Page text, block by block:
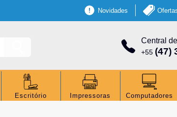
Novidades
Central
+55 (47)
Escritório Impressoras Computadores